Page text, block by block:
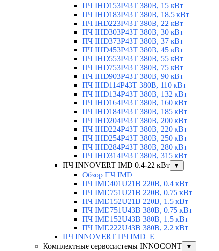
ПЧ IHD153P43T 380В, 15 кВт
ПЧ IHD183P43T 380В, 18.5 кВт
ПЧ IHD223P43T 380В, 22 кВт
ПЧ IHD303P43T 380В, 30 кВт
ПЧ IHD373P43T 380В, 37 кВт
ПЧ IHD453P43T 380В, 45 кВт
ПЧ IHD553P43T 380В, 55 кВт
ПЧ IHD753P43T 380В, 75 кВт
ПЧ IHD903P43T 380В, 90 кВт
ПЧ IHD114P43T 380В, 110 кВт
ПЧ IHD134P43T 380В, 132 кВт
ПЧ IHD164P43T 380В, 160 кВт
ПЧ IHD184P43T 380В, 185 кВт
ПЧ IHD204P43T 380В, 200 кВт
ПЧ IHD224P43T 380В, 220 кВт
ПЧ IHD254P43T 380В, 250 кВт
ПЧ IHD284P43T 380В, 280 кВт
ПЧ IHD314P43T 380В, 315 кВт
ПЧ INNOVERT IMD 0.4-22 кВт
▼
Обзор ПЧ IMD
ПЧ IMD401U21B 220В, 0.4 кВт
ПЧ IMD751U21B 220В, 0.75 кВт
ПЧ IMD152U21B 220В, 1.5 кВт
ПЧ IMD751U43B 380В, 0.75 кВт
ПЧ IMD152U43B 380В, 1.5 кВт
ПЧ IMD222U43B 380В, 2.2 кВт
ПЧ INNOVERT ПЧ IMD_E
Комплектные сервосистемы INNOCONT
▼